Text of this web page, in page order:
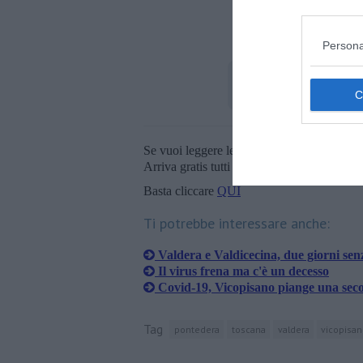
Se vuoi leggere le notizie principali della
Arriva gratis tutti i giorni alle 20:00
Basta cliccare QUI
Ti potrebbe interessare anche:
Valdera e Valdicecina, due giorni
Il virus frena ma c'è un decesso
Covid-19, Vicopisano piange una
Tag pontedera toscana valdera